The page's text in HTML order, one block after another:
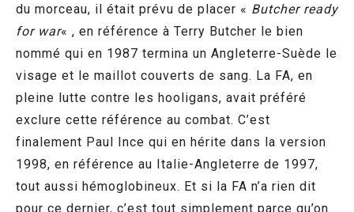
du morceau, il était prévu de placer « Butcher ready
for war« , en référence à Terry Butcher le bien
nommé qui en 1987 termina un Angleterre-Suède le
visage et le maillot couverts de sang. La FA, en
pleine lutte contre les hooligans, avait préféré
exclure cette référence au combat. C’est
finalement Paul Ince qui en hérite dans la version
1998, en référence au Italie-Angleterre de 1997,
tout aussi hémoglobineux. Et si la FA n’a rien dit
pour ce dernier, c’est tout simplement parce qu’on